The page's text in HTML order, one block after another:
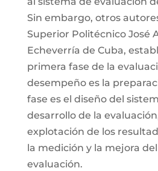
Sin embargo, otros
Superior Politécnico José
Echeverría de Cuba,
primera fase de la
desempeño es la
fase es el diseño del
desarrollo de la
explotación de los
la medición y la mejora
evaluación.